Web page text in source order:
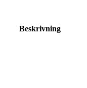
Beskrivning